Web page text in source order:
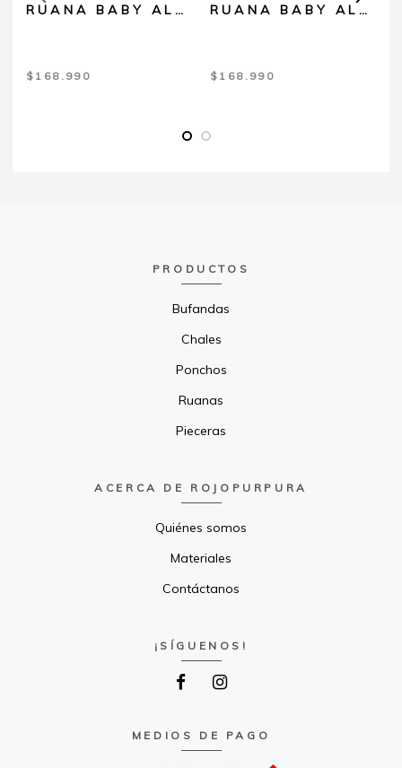
RUANA BABY ALPACA VISON
$ 168.990
RUANA BABY ALPACA NEGRO
$ 168.990
PRODUCTOS
Bufandas
Chales
Ponchos
Ruanas
Pieceras
ACERCA DE ROJOPURPURA
Quiénes somos
Materiales
Contáctanos
¡SÍGUENOS!
MEDIOS DE PAGO